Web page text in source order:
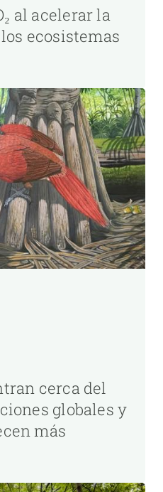
al acelerar la
ecosistemas
cerca del
globales y
más